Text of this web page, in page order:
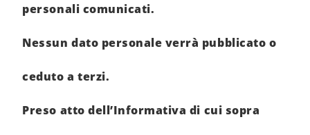
personali comunicati.
Nessun dato personale verrà pubblicato o
ceduto a terzi.
Preso atto dell’Informativa di cui sopra